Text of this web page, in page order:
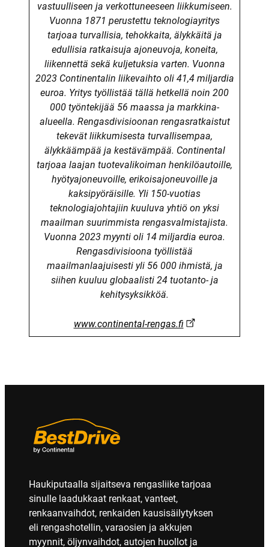
vastuulliseen ja verkottuneeseen liikkumiseen.
Vuonna 1871 perustettu teknologiayritys
tarjoaa turvallisia, tehokkaita, älykkäitä ja
edullisia ratkaisuja ajoneuvoja, koneita,
liikennettä sekä kuljetuksia varten. Vuonna
2023 Continentalin liikevaihto oli 41,4 miljardia
euroa. Yritys työllistää tällä hetkellä noin 200
000 työntekijää 56 maassa ja markkina-
alueella. Rengasdivisioonan rengasratkaistut
tekevät liikkumisesta turvallisempaa,
älykkäämpää ja kestävämpää. Continental
tarjoaa laajan tuotevalikoiman henkilöautoille,
hyötyajoneuvoille, erikoisajoneuvoille ja
kaksipyöräisille. Yli 150-vuotias
teknologiajohtajiin kuuluva yhtiö on yksi
maailman suurimmista rengasvalmistajista.
Vuonna 2023 myynti oli 14 miljardia euroa.
Rengasdivisioona työllistää
maailmanlaajuisesti yli 56 000 ihmistä, ja
siihen kuuluu globaalisti 24 tuotanto- ja
kehitysyksikköä.
www.continental-rengas.fi
Haukiputaalla sijaitseva rengasliike tarjoaa
sinulle laadukkaat renkaat, vanteet,
renkaanvaihdot, renkaiden kausisäilytyksen
eli rengashotellin, varaosien ja akkujen
myynnit, öljynvaihdot, autojen huollot ja